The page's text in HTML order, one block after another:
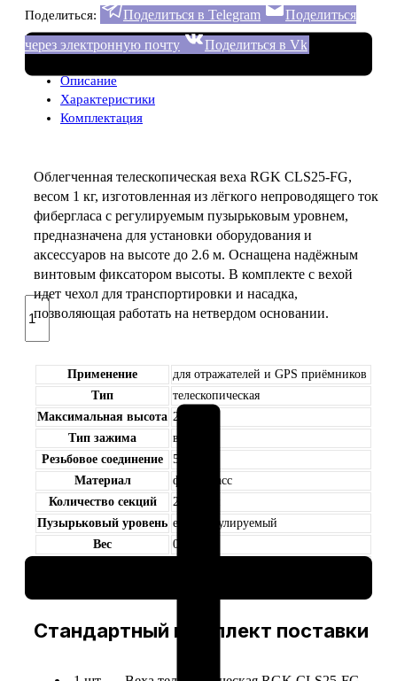
Количество
товара
CLS25-
FG
Поделиться: Поделиться в Telegram
Поделиться
через электронную почту
Поделиться в Vk
Описание
Характеристики
Комплектация
Облегченная телескопическая веха RGK CLS25-FG,
весом 1 кг, изготовленная из лёгкого непроводящего ток
фибергласа с регулируемым пузырьковым уровнем,
предназначена для установки оборудования и
аксессуаров на высоте до 2.6 м. Оснащена надёжным
винтовым фиксатором высоты. В комплекте с вехой
идет чехол для транспортировки и насадка,
позволяющая работать на нетвердом основании.
Применение
для отражателей и GPS приёмников
Тип
телескопическая
Максимальная высота 2.5 м
Тип зажима
винт
Резьбовое соединение
5/8″
Материал
фибергласс
Количество секций
2 секции
Пузырьковый уровень есть, регулируемый
Вес
0.9 кг
Стандартный комплект поставки